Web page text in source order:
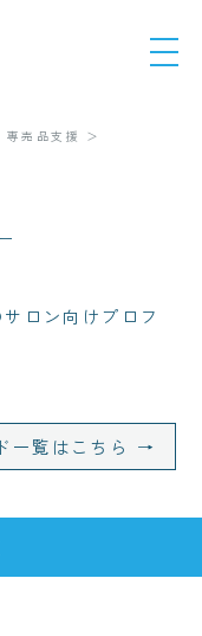
専売品支援
ロン向けプロフ
一覧はこちら →